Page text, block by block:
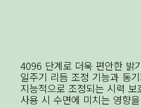
4096 단계로 더욱 편안한 밝
일주기 리듬 조정 기능과 동
지능적으로 조정되는 시력 보
사용 시 수면에 미치는 영향